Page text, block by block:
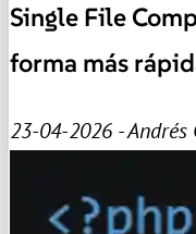
Single File
forma más
23-04-2026 - Andrés